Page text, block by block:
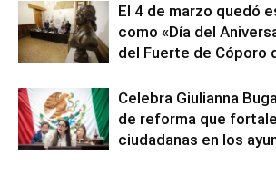
El 4 de marzo quedó
como «Día del
del Fuerte de Cóporo
Celebra Giulianna
de reforma que
ciudadanas en los